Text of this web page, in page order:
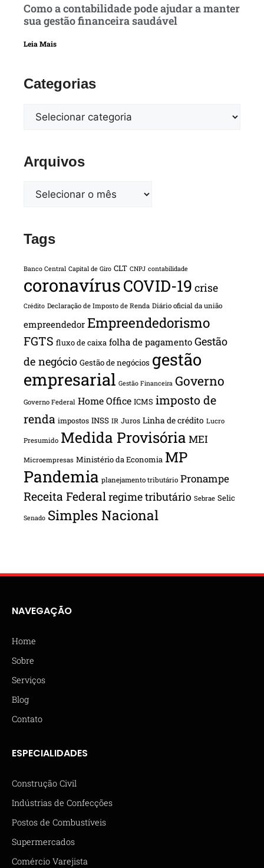
Como a contabilidade pode ajudar a manter
sua gestão financeira saudável
Leia Mais
Categorias
Arquivos
Tags
Banco Central Capital de Giro CLT CNPJ contabilidade
coronavírusCOVID-19 crise
Crédito Declaração de Imposto de Renda Diário oficial da união
empreendedor Empreendedorismo
FGTS fluxo de caixa folha de pagamento Gestão
de negócio Gestão de negócios gestão
empresarial Gestão Financeira Governo
Governo Federal Home Office ICMS imposto de
renda impostos INSS IR Juros Linha de crédito Lucro
Presumido Medida Provisória MEI
Microempresas Ministério da Economia MP
Pandemia planejamento tributário Pronampe
Receita Federalregime tributário Sebrae Selic
Senado Simples Nacional
NAVEGAÇÃO
Home
Sobre
Serviços
Blog
Contato
ESPECIALIDADES
Construção Civil
Indústrias de Confecções
Postos de Combustíveis
Supermercados
Comércio Varejista